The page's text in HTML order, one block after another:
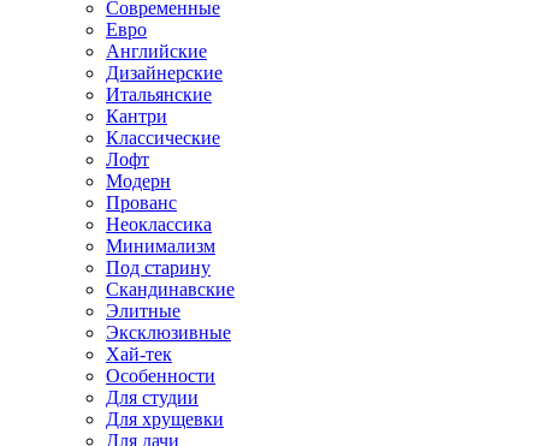
Современные
Евро
Английские
Дизайнерские
Итальянские
Кантри
Классические
Лофт
Модерн
Прованс
Неоклассика
Минимализм
Под старину
Скандинавские
Элитные
Эксклюзивные
Хай-тек
Особенности
Для студии
Для хрущевки
Для дачи